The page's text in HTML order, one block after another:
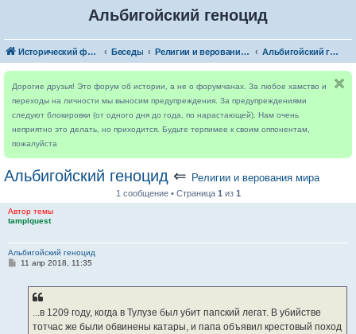
Альбигойский геноцид
Исторический форум Беседы Религии и верования мира Альбигойский геноцид
Дорогие друзья! Это форум об истории, а не о форумчанах. За любое хамство и
переходы на личности мы выносим предупреждения. За предупреждениями
следуют блокировки (от одного дня до года, по нарастающей). Нам очень
неприятно это делать, но приходится. Будьте терпимее к своим оппонентам,
пожалуйста
Альбигойский геноцид ⇐ Религии и верования мира
1 сообщение • Страница 1 из 1
Автор темы
tamplquest
Альбигойский геноцид
С11 апр 2018, 11:35
...в 1209 году, когда в Тулузе был убит папский легат. В убийстве
тотчас же были обвинены катары, и папа объявил крестовый поход